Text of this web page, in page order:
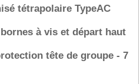
tétrapolaire TypeAC
à vis et départ haut
tête de groupe - 7